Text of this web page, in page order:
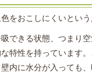
をおこしにくいという
できる状態、つまり
特性を持っています
内に水分が入っても